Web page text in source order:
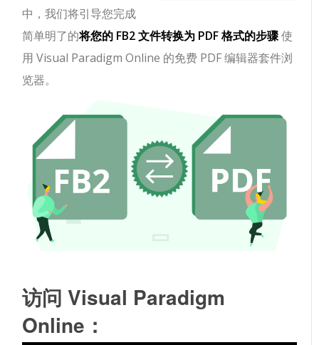
中，我们将引导您完成
简单明了的将您的 FB2 文件转换为 PDF 格式的步骤使
用 Visual Paradigm Online 的免费 PDF 编辑器套件浏
览器。
访问 Visual Paradigm
Online：